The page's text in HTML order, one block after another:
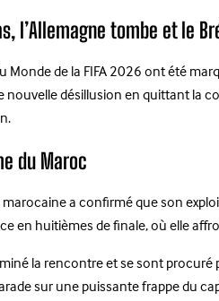
l’Allemagne tombe et le
Monde de la FIFA 2026 ont été
nouvelle désillusion en quittant la
du Maroc
a confirmé que son
en huitièmes de finale, où elle
la rencontre et se sont
sur une puissante frappe du